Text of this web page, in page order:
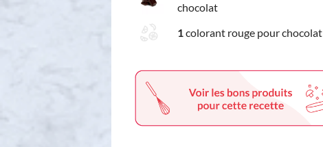
chocolat
1 colorant rouge pour chocolat